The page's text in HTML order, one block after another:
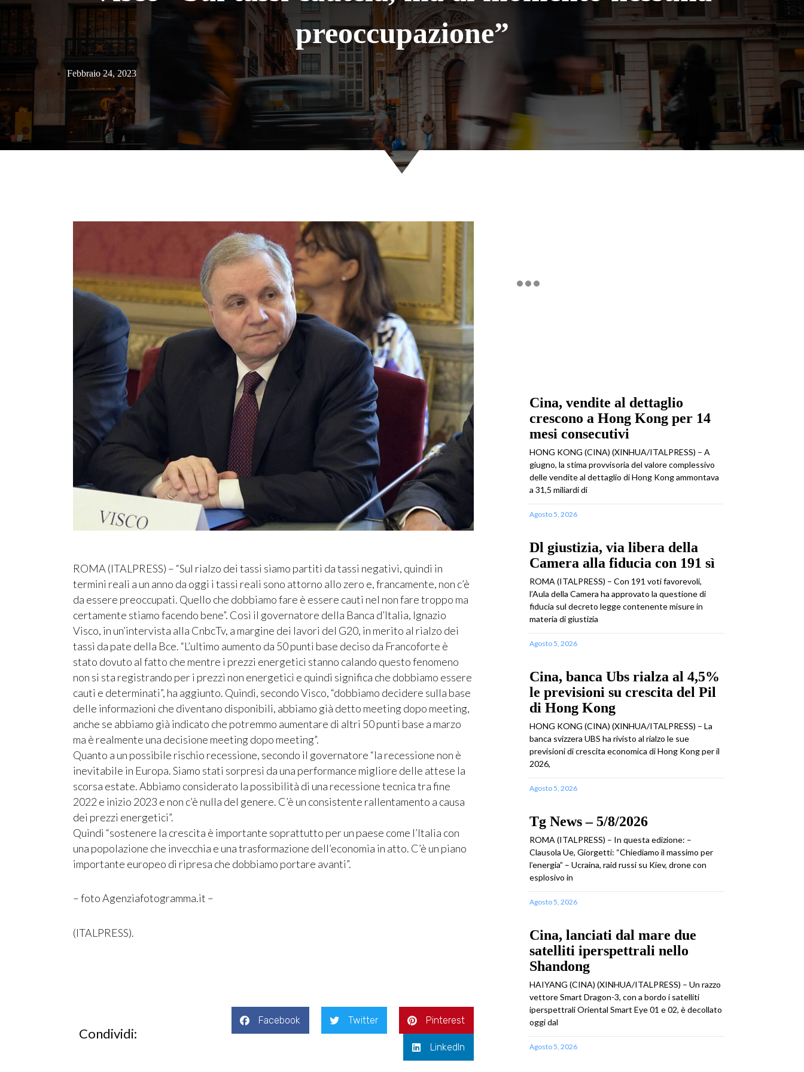
preoccupazione”
Febbraio 24, 2023
ROMA (ITALPRESS) – “Sul rialzo dei tassi siamo partiti da tassi negativi, quindi in
termini reali a un anno da oggi i tassi reali sono attorno allo zero e, francamente, non c’è
da essere preoccupati. Quello che dobbiamo fare è essere cauti nel non fare troppo ma
certamente stiamo facendo bene”. Così il governatore della Banca d’Italia, Ignazio
Visco, in un’intervista alla CnbcTv, a margine dei lavori del G20, in merito al rialzo dei
tassi da pate della Bce. “L’ultimo aumento da 50 punti base deciso da Francoforte è
stato dovuto al fatto che mentre i prezzi energetici stanno calando questo fenomeno
non si sta registrando per i prezzi non energetici e quindi significa che dobbiamo essere
cauti e determinati”, ha aggiunto. Quindi, secondo Visco, “dobbiamo decidere sulla base
delle informazioni che diventano disponibili, abbiamo già detto meeting dopo meeting,
anche se abbiamo già indicato che potremmo aumentare di altri 50 punti base a marzo
ma è realmente una decisione meeting dopo meeting”.
Quanto a un possibile rischio recessione, secondo il governatore “la recessione non è
inevitabile in Europa. Siamo stati sorpresi da una performance migliore delle attese la
scorsa estate. Abbiamo considerato la possibilità di una recessione tecnica tra fine
2022 e inizio 2023 e non c’è nulla del genere. C’è un consistente rallentamento a causa
dei prezzi energetici”.
Quindi “sostenere la crescita è importante soprattutto per un paese come l’Italia con
una popolazione che invecchia e una trasformazione dell’economia in atto. C’è un piano
importante europeo di ripresa che dobbiamo portare avanti”.
– foto Agenziafotogramma.it –
(ITALPRESS).
Condividi:
Facebook Twitter Pinterest
LinkedIn
Cina, vendite al dettaglio
crescono a Hong Kong per 14
mesi consecutivi
HONG KONG (CINA) (XINHUA/ITALPRESS) – A
giugno, la stima provvisoria del valore complessivo
delle vendite al dettaglio di Hong Kong ammontava
a 31,5 miliardi di
Agosto 5, 2026
Dl giustizia, via libera della
Camera alla fiducia con 191 sì
ROMA (ITALPRESS) – Con 191 voti favorevoli,
l’Aula della Camera ha approvato la questione di
fiducia sul decreto legge contenente misure in
materia di giustizia
Agosto 5, 2026
Cina, banca Ubs rialza al 4,5%
le previsioni su crescita del Pil
di Hong Kong
HONG KONG (CINA) (XINHUA/ITALPRESS) – La
banca svizzera UBS ha rivisto al rialzo le sue
previsioni di crescita economica di Hong Kong per il
2026,
Agosto 5, 2026
Tg News – 5/8/2026
ROMA (ITALPRESS) – In questa edizione: –
Clausola Ue, Giorgetti: “Chiediamo il massimo per
l’energia” – Ucraina, raid russi su Kiev, drone con
esplosivo in
Agosto 5, 2026
Cina, lanciati dal mare due
satelliti iperspettrali nello
Shandong
HAIYANG (CINA) (XINHUA/ITALPRESS) – Un razzo
vettore Smart Dragon-3, con a bordo i satelliti
iperspettrali Oriental Smart Eye 01 e 02, è decollato
oggi dal
Agosto 5, 2026